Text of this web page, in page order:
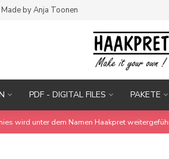
Made by Anja Toonen
PDF - DIGITAL FILES PAKETE
wird unter dem Namen Haakpret